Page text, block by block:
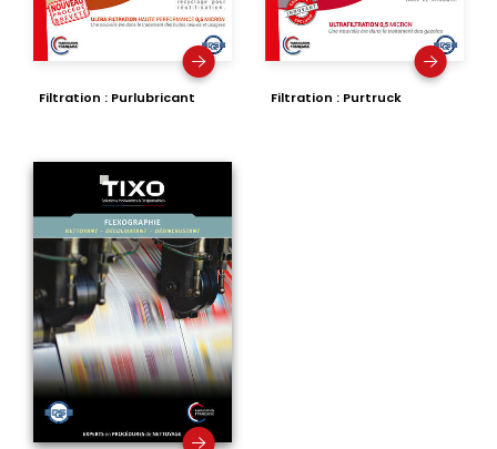
Filtration : Purlubricant Filtration : Purtruck